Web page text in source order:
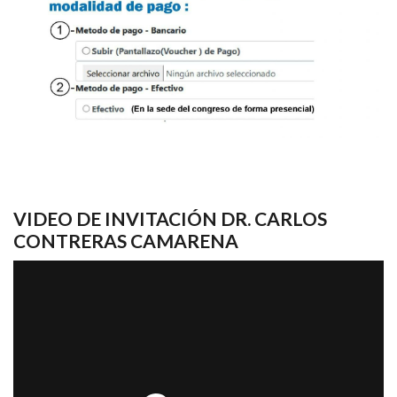
VIDEO DE INVITACIÓN DR. CARLOS
CONTRERAS CAMARENA